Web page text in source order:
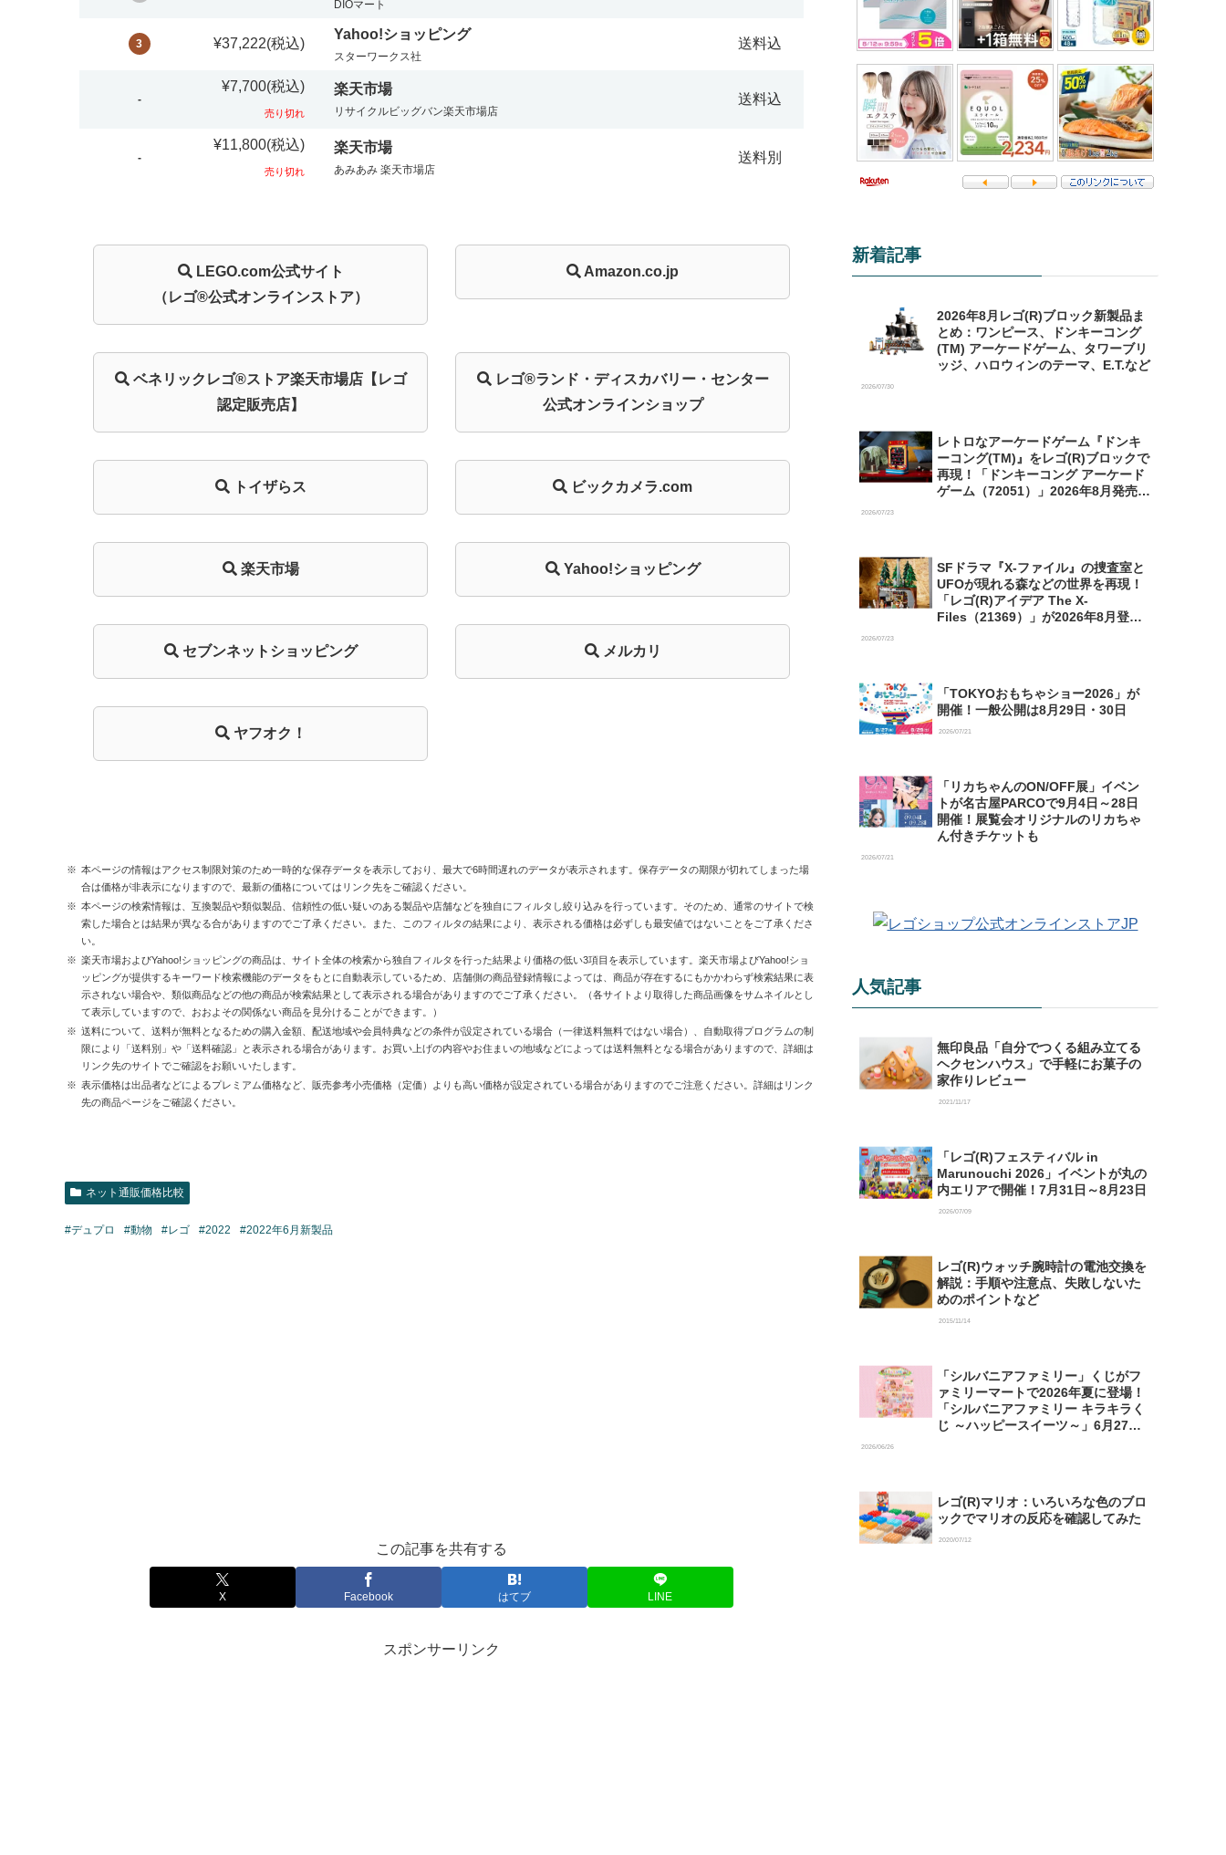
DIOマート
3 ¥37,222(税込)
Yahoo!ショッピング
スターワークス社
送料込
-
¥7,700(税込)
売り切れ
楽天市場
リサイクルビッグバン楽天市場店
送料込
-
¥11,800(税込)
売り切れ
楽天市場
あみあみ 楽天市場店
送料別
LEGO.com公式サイト
（レゴ®公式オンラインストア）
Amazon.co.jp
ベネリック レゴ®ストア楽天市場店【レゴ
認定販売店】
レゴ®ランド・ ディスカバリー・ センター
公式オンラインショップ
トイザらス ビックカメラ.com
楽天市場 Yahoo!ショッピング
セブンネットショッピング メルカリ
ヤフオク！
本ページの情報はアクセス制限対策のため一時的な保存データを表示しており、最大で6時間遅れのデータが表示されます。保存データの期限が切れてしまった場
合は価格が非表示になりますので、最新の価格についてはリンク先をご確認ください。
本ページの検索情報は、互換製品や類似製品、信頼性の低い疑いのある製品や店舗などを独自にフィルタし絞り込みを行っています。そのため、通常のサイトで検
索した場合とは結果が異なる合がありますのでご了承ください。また、このフィルタの結果により、表示される価格は必ずしも最安値ではないことをご了承くださ
い。
楽天市場およびYahoo!ショッピングの商品は、サイト全体の検索から独自フィルタを行った結果より価格の低い3項目を表示しています。楽天市場よびYahoo!ショ
ッピングが提供するキーワード検索機能のデータをもとに自動表示しているため、店舗側の商品登録情報によっては、商品が存在するにもかかわらず検索結果に表
示されない場合や、類似商品などの他の商品が検索結果として表示される場合がありますのでご了承ください。（各サイトより取得した商品画像をサムネイルとし
て表示していますので、おおよその関係ない商品を見分けることができます。）
送料について、送料が無料となるための購入金額、配送地域や会員特典などの条件が設定されている場合（一律送料無料ではない場合）、自動取得プログラムの制
限により「送料別」や「送料確認」と表示される場合があります。お買い上げの内容やお住まいの地域などによっては送料無料となる場合がありますので、詳細は
リンク先のサイトでご確認をお願いいたします。
表示価格は出品者などによるプレミアム価格など、販売参考小売価格（定価）よりも高い価格が設定されている場合がありますのでご注意ください。詳細はリンク
先の商品ページをご確認ください。
ネット通販価格比較
#デュプロ #動物 #レゴ #2022 #2022年6月新製品
この記事を共有する
X Facebook はてブ LINE
スポンサーリンク
新着記事
2026年8月レゴ(R)ブロック新製品ま
とめ：ワンピース、ドンキーコング
(TM) アーケードゲーム、タワーブリ
ッジ、ハロウィンのテーマ、E.T.など
2026/07/30
レトロなアーケードゲーム『ドンキ
ーコング(TM)』をレゴ(R)ブロックで
再現！「ドンキーコング アーケード
ゲーム（72051）」2026年8月発売
2026/07/23
SFドラマ『X-ファイル』の捜査室と
UFOが現れる森などの世界を再現！
「レゴ(R)アイデア The X-
Files（21369）」が2026年8月登場
2026/07/23
「TOKYOおもちゃショー2026」が
開催！一般公開は8月29日・30日
2026/07/21
「リカちゃんのON/OFF展」イベン
トが名古屋PARCOで9月4日～28日
開催！展覧会オリジナルのリカちゃ
ん付きチケットも
2026/07/21
人気記事
無印良品「自分でつくる組み立てる
ヘクセンハウス」で手軽にお菓子の
家作りレビュー
2021/11/17
「レゴ(R)フェスティバル in
Marunouchi 2026」イベントが丸の
内エリアで開催！7月31日～8月23日
2026/07/09
レゴ(R)ウォッチ腕時計の電池交換を
解説：手順や注意点、失敗しないた
めのポイントなど
2015/11/14
「シルバニアファミリー」くじがフ
ァミリーマートで2026年夏に登場！
「シルバニアファミリー キラキラく
じ ～ハッピースイーツ～」6月27日
2026/06/26
レゴ(R)マリオ：いろいろな色のブロ
ックでマリオの反応を確認してみた
2020/07/12